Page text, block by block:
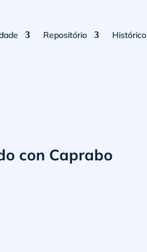
Repositório Histórico
con Caprabo